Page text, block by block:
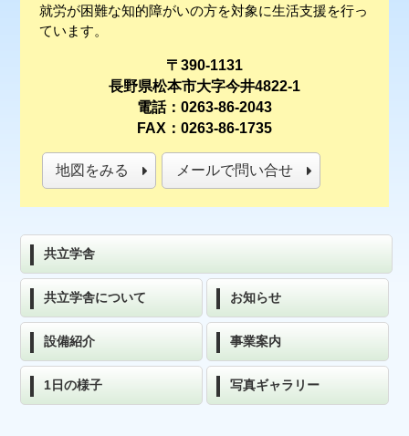
就労が困難な知的障がいの方を対象に生活支援を行っ
ています。
〒390-1131
長野県松本市大字今井4822-1
電話：0263-86-2043
FAX：0263-86-1735
地図をみる メールで問い合せ
共立学舎
共立学舎について お知らせ
設備紹介 事業案内
1日の様子 写真ギャラリー